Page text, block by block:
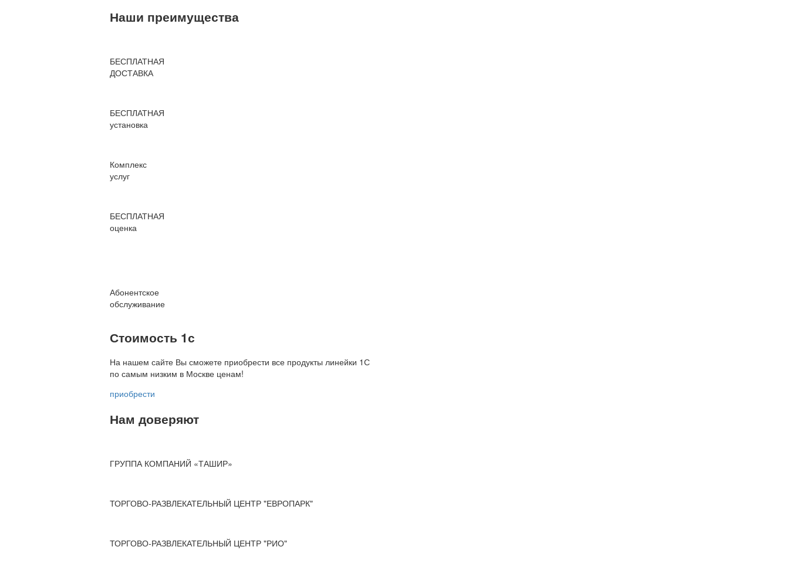
Наши преимущества
БЕСПЛАТНАЯ
ДОСТАВКА
БЕСПЛАТНАЯ
установка
Комплекс
услуг
БЕСПЛАТНАЯ
оценка
Абонентское
обслуживание
Стоимость 1с
На нашем сайте Вы сможете приобрести все продукты линейки 1С
по самым низким в Москве ценам!
приобрести
Нам доверяют
ГРУППА КОМПАНИЙ «ТАШИР»
ТОРГОВО-РАЗВЛЕКАТЕЛЬНЫЙ ЦЕНТР "ЕВРОПАРК"
ТОРГОВО-РАЗВЛЕКАТЕЛЬНЫЙ ЦЕНТР "РИО"